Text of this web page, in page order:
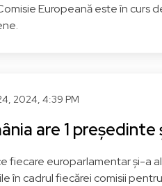
Europeană este în curs
2024, 4:39 PM
are 1
fiecare europarlamentar și-a
în cadrul fiecărei comisii